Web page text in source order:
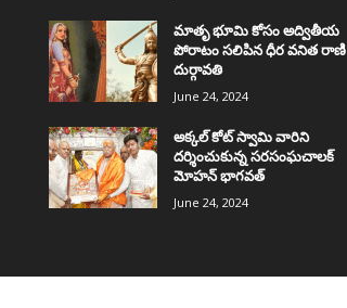
మాతృ భూమి కోసం అద్వితీయ
పోరాటం సలిపిన ధీర వనిత రాణి
దుర్గావతి
June 24, 2024
అక్కల్‌ కోట్‌ స్వామి వారిని
దర్శించుకున్న సరసంఘచాలక్
మోహన్ భాగవత్
June 24, 2024